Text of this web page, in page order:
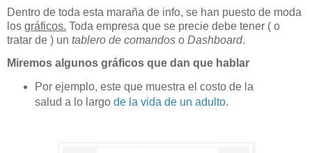
Dentro de toda esta maraña de info, se han puesto de moda
los gráficos. Toda empresa que se precie debe tener ( o
tratar de ) un tablero de comandos o Dashboard.
Miremos algunos gráficos que dan que hablar
Por ejemplo, este que muestra el costo de la
salud a lo largo de la vida de un adulto.